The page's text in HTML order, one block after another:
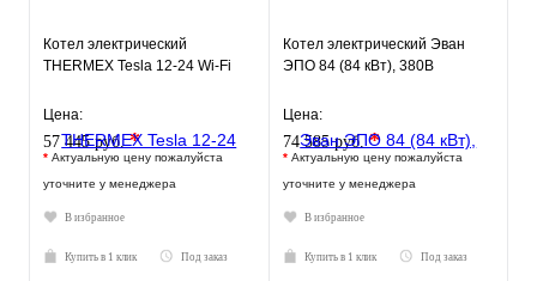
Котел электрический
THERMEX Tesla 12-24 Wi-Fi
Цена:
57 445 руб.*
* Актуальную цену пожалуйста
уточните у менеджера
В избранное
Купить в 1 клик Под заказ
Котел электрический Эван
ЭПО 84 (84 кВт), 380В
Цена:
74 585 руб.*
* Актуальную цену пожалуйста
уточните у менеджера
В избранное
Купить в 1 клик Под заказ